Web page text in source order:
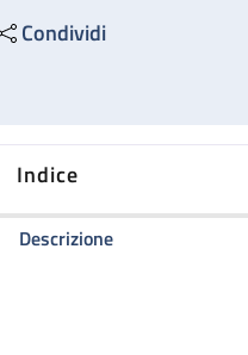
Condividi
Indice
Descrizionedella pagina